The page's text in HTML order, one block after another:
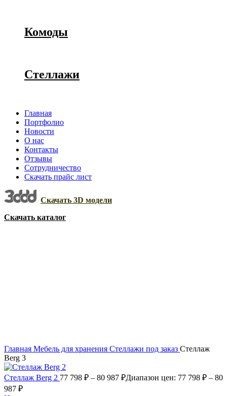
Комоды
Стеллажи
Главная
Портфолио
Новости
О нас
Контакты
Отзывы
Сотрудничество
Скачать прайс лист
Скачать 3D модели
Скачать каталог
Главная Мебель для хранения Стеллажи под заказ Стеллаж
Berg 3
Стеллаж Berg 2 77 798 ₽ – 80 987 ₽Диапазон цен: 77 798 ₽ – 80
987 ₽